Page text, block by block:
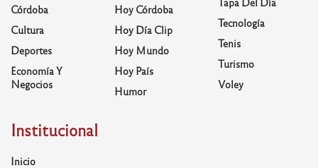
Córdoba
Cultura
Deportes
Economía Y
Negocios
Hoy Córdoba
Hoy Día Clip
Hoy Mundo
Hoy País
Humor
Tecnología
Tenis
Turismo
Voley
Institucional
Inicio